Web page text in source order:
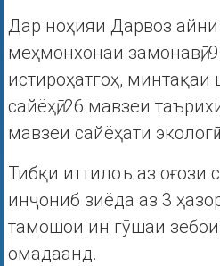
Дар ноҳияи Дарвоз айни
меҳмонхонаи замонавӣ,
истироҳатгоҳ,
сайёҳӣ, 26 мавзеи
мавзеи сайёҳати
Тибқи иттилоъ аз оғози
инҷониб зиёда аз 3
тамошои ин гӯшаи
омадаанд.